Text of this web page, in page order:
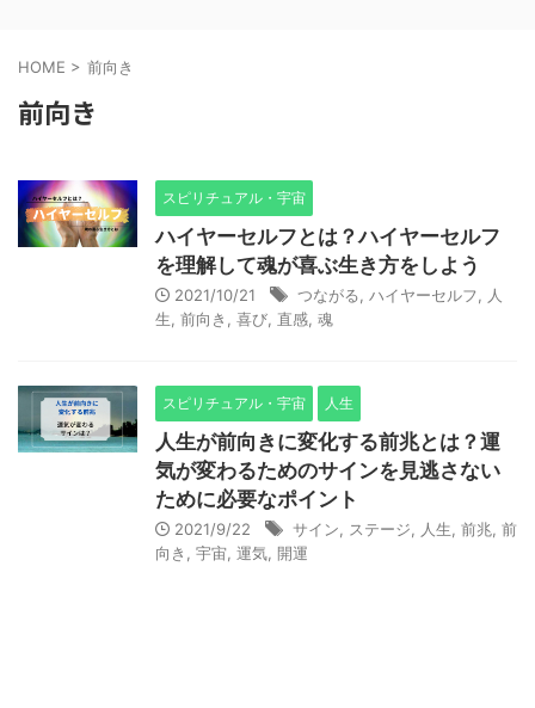
HOME > 前向き
前向き
スピリチュアル・宇宙
ハイヤーセルフとは？ハイヤーセルフ
を理解して魂が喜ぶ生き方をしよう
2021/10/21 つながる ハイヤーセルフ
人
生 前向き 喜び 直感 魂
スピリチュアル・宇宙 人生
人生が前向きに変化する前兆とは？運
気が変わるためのサインを見逃さない
ために必要なポイント
2021/9/22 サイン ステージ 人生 前兆 前
向き
宇宙 運気 開運